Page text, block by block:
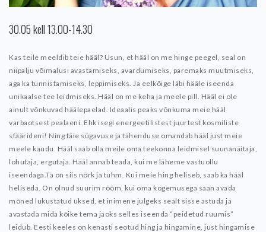
30.05 kell 13.00-14.30
Kas teile meeldib teie hääl? Usun, et hääl on me hinge peegel, seal on
niipalju võimalusi avastamiseks, avardumiseks, paremaks muutmiseks,
aga ka tunnistamiseks, leppimiseks. Ja eelkõige läbi hääle iseenda
unikaalse tee leidmiseks. Hääl on me keha ja meele pill. Hääl ei ole
ainult võnkuvad häälepaelad. Ideaalis peaks võnkuma meie hääl
varbaotsest pealaeni. Ehk isegi energeetilistest juurtest kosmiliste
sfäärideni! Ning täie sügavuse ja tähenduse omandab hääl just meie
meele kaudu. Hääl saab olla meile oma teekonna leidmisel suunanäitaja,
lohutaja, ergutaja. Hääl annab teada, kui me läheme vastuollu
iseendaga.Ta on siis nõrk ja tuhm. Kui meie hing heliseb, saab ka hääl
heliseda. On olnud suurim rõõm, kui oma kogemusega saan avada
mõned lukustatud uksed, et inimene julgeks sealt sisse astuda ja
avastada mida kõike tema jaoks selles iseenda “peidetud ruumis”
leidub. Eesti keeles on kenasti seotud hing ja hingamine, just hingamise